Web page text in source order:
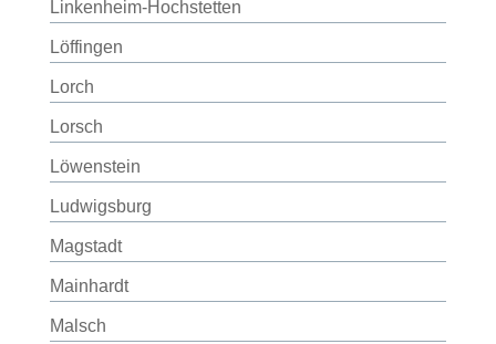
Linkenheim-Hochstetten
Löffingen
Lorch
Lorsch
Löwenstein
Ludwigsburg
Magstadt
Mainhardt
Malsch